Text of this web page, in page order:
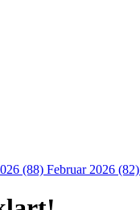
(88) Februar 2026 (82)